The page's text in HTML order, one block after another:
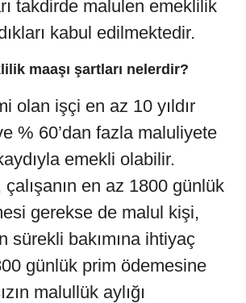
takdirde malulen emeklilik
kabul edilmektedir.
maaşı şartları nelerdir?
olan işçi en az 10 yıldır
% 60’dan fazla maluliyete
emekli olabilir.
en az 1800 günlük
gerekse de malul kişi,
sürekli bakımına ihtiyaç
günlük prim ödemesine
malullük aylığı